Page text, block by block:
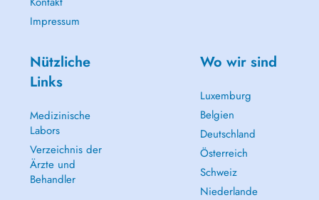
Impressum
Nützliche
Links
Medizinische
Labors
Verzeichnis der
Ärzte und
Behandler
Wo wir sind
Luxemburg
Belgien
Deutschland
Österreich
Schweiz
Niederlande